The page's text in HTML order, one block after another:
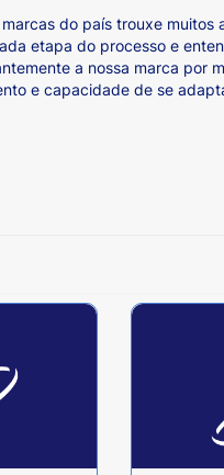
do país trouxe muitos
etapa do processo e
a nossa marca por
e capacidade de se